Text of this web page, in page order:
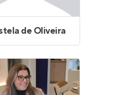
de Oliveira